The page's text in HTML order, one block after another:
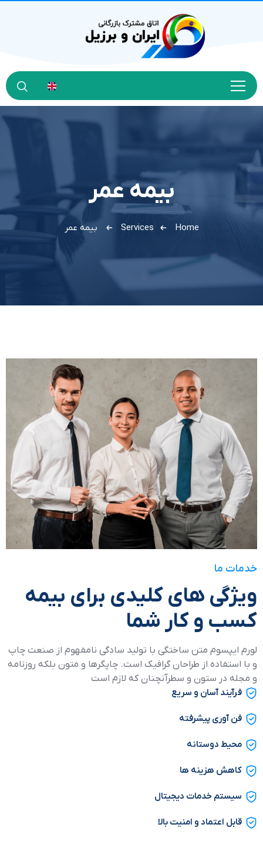
بیمه عمر
Home
Services بیمه عمر
خدمات ما
ویژگی های کلیدی برای بیمه
کسب و کار شما
لورم ایپسوم متن ساختگی با تولید سادگی نامفهوم از صنعت چاپ
و با استفاده از طراحان گرافیک است. چاپگرها و متون بلکه روزنامه
و مجله در ستون و سطرآنچنان که لازم است
فرآیند آسان و سریع
فن آوری پیشرفته
محیط دوستانه
کاهش هزینه ها
سیستم خدمات دیجیتال
قابل اعتماد و امنیت بالا